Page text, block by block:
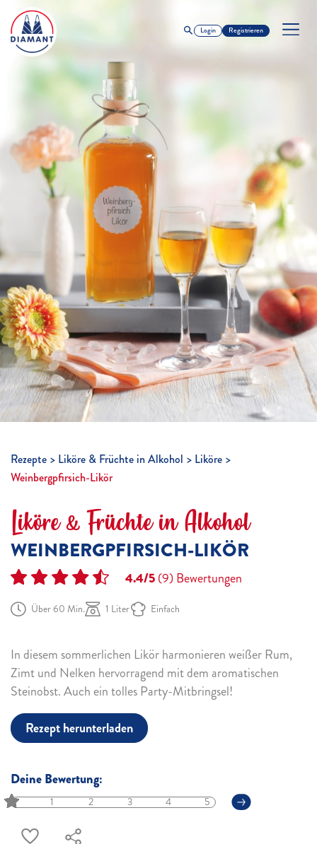
Login Registrieren
Rezepte Liköre & Früchte in Alkohol
Liköre
Weinbergpfirsich-Likör
Liköre & Früchte in Alkohol
WEINBERGPFIRSICH-LIKÖR
4.4/5(9)Bewertungen
Über 60 Min. 1 Liter Einfach
In diesem sommerlichen Likör harmonieren weißer Rum,
Zimt und Nelken hervorragend mit dem aromatischen
Steinobst. Auch ein tolles Party-Mitbringsel!
Rezept herunterladen
Deine Bewertung:
1 2 3 4 5